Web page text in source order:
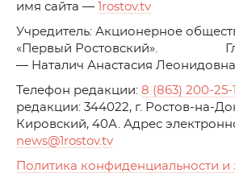
имя сайта —
1rostov.tv
Учредитель: Акционерное
«Первый Ростовский».
— Наталич Анастасия
Телефон редакции: 8 (863) 200-25-
редакции: 344022, г. Ростов-на-
Кировский, 40А. Адрес
news@1rostov.tv
Политика конфиденциальности